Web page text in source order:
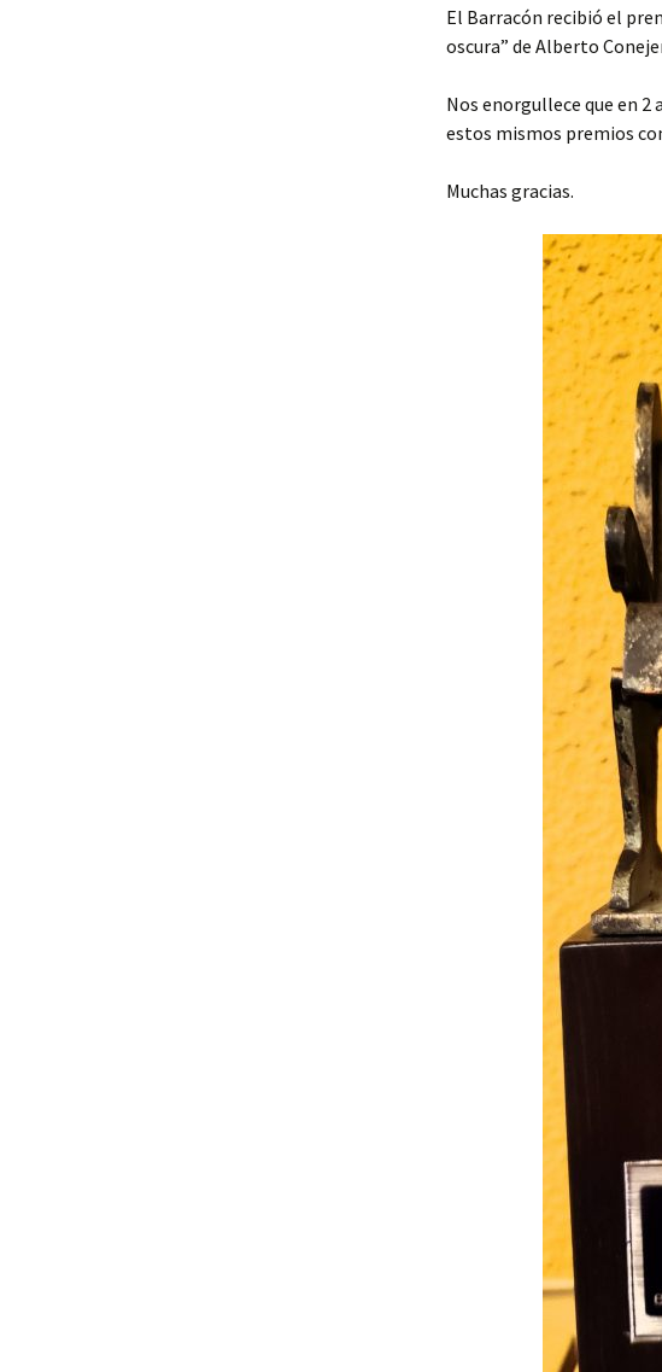
El Barracón recibió el
oscura” de Alberto
Nos enorgullece que en
estos mismos premios
Muchas gracias.